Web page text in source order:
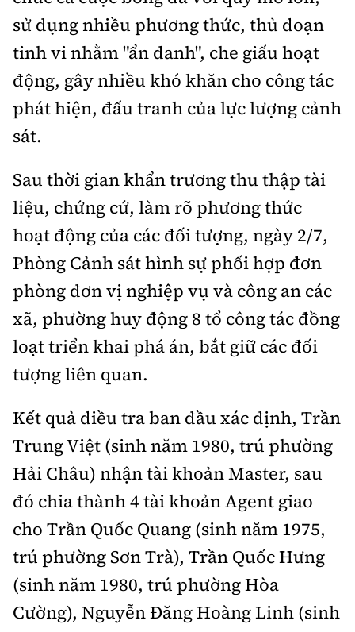
Tổng biên tập:Nguyễn Thị Hồng Nga
Phó Tổng biên tập:
Nguyễn Sơn Tùng,
Nguyễn Đức Thắng, La Đức Hùng
Hotline:
0901 514 799
Quảng cáo và Phát hành:
0915 057 282
Email:
chấp thuận bằng văn bản.
Thông tin tòa
soạn
sử dụng nhiều phương thức, thủ đoạn
tinh vi nhằm "ẩn danh", che giấu hoạt
động, gây nhiều khó khăn cho công tác
phát hiện, đấu tranh của lực lượng cảnh
sát.
Sau thời gian khẩn trương thu thập tài
liệu, chứng cứ, làm rõ phương thức
hoạt động của các đối tượng, ngày 2/7,
Phòng Cảnh sát hình sự phối hợp đơn
phòng đơn vị nghiệp vụ và công an các
xã, phường huy động 8 tổ công tác đồng
loạt triển khai phá án, bắt giữ các đối
tượng liên quan.
Kết quả điều tra ban đầu xác định, Trần
Trung Việt (sinh năm 1980, trú phường
Hải Châu) nhận tài khoản Master, sau
đó chia thành 4 tài khoản Agent giao
cho Trần Quốc Quang (sinh năm 1975,
trú phường Sơn Trà), Trần Quốc Hưng
(sinh năm 1980, trú phường Hòa
Cường), Nguyễn Đăng Hoàng Linh (sinh